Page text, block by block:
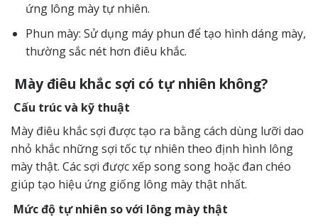
ứng lông mày tự nhiên.
Phun mày: Sử dụng máy phun để tạo hình dáng mày,
thường sắc nét hơn điêu khắc.
Mày điêu khắc sợi có tự nhiên không?
Cấu trúc và kỹ thuật
Mày điêu khắc sợi được tạo ra bằng cách dùng lưỡi dao
nhỏ khắc những sợi tốc tự nhiên theo định hình lông
mày thật. Các sợi được xếp song song hoặc đan chéo
giúp tạo hiệu ứng giống lông mày thật nhất.
Mức độ tự nhiên so với lông mày thật